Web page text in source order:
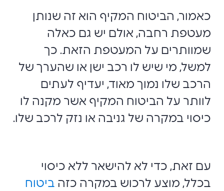
כאמור, הביטוח המקיף הוא זה שנותן
מעטפת רחבה, אולם יש גם כאלה
שמוותרים על המעטפת הזאת. כך
למשל, מי שיש לו רכב ישן או שהערך של
הרכב שלו נמוך מאוד, יעדיף לעתים
לוותר על הביטוח המקיף אשר מקנה לו
כיסוי במקרה של גניבה או נזק לרכב שלו.
עם זאת, כדי לא להישאר ללא כיסוי
בכלל, מוצע לרכוש במקרה כזה ביטוח